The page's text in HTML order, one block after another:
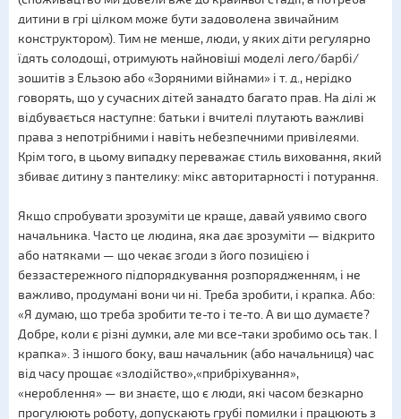
дитини в грі цілком може бути задоволена звичайним
конструктором). Тим не менше, люди, у яких діти регулярно
їдять солодощі, отримують найновіші моделі лего/барбі/
зошитів з Ельзою або «Зоряними війнами» і т. д., нерідко
говорять, що у сучасних дітей занадто багато прав. На ділі ж
відбувається наступне: батьки і вчителі плутають важливі
права з непотрібними і навіть небезпечними привілеями.
Крім того, в цьому випадку переважає стиль виховання, який
збиває дитину з пантелику: мікс авторитарності і потурання.
Якщо спробувати зрозуміти це краще, давай уявимо свого
начальника. Часто це людина, яка дає зрозуміти — відкрито
або натяками — що чекає згоди з його позицією і
беззастережного підпорядкування розпорядженням, і не
важливо, продумані вони чи ні. Треба зробити, і крапка. Або:
«Я думаю, що треба зробити те-то і те-то. А ви що думаєте?
Добре, коли є різні думки, але ми все-таки зробимо ось так. І
крапка». З іншого боку, ваш начальник (або начальниця) час
від часу прощає «злодійство»,«прибріхування»,
«нероблення» — ви знаєте, що є люди, які часом безкарно
прогулюють роботу, допускають грубі помилки і працюють з